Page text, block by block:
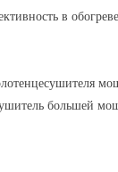
в
большей